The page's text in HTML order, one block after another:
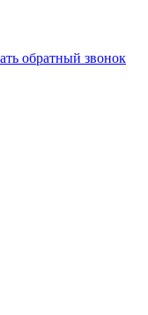
обратный звонок